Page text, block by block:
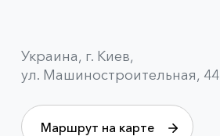
Украина, г. Киев,
ул. Машиностроительная, 44
Маршрут на карте